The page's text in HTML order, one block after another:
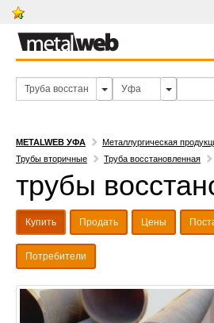
METALWEB УФА Металлургическая
Трубы вторичные
Труба восстановленная
трубы
Купить Продать Цены
Потребители